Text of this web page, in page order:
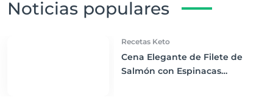
Noticias populares
Recetas Keto
Cena Elegante de Filete de
Salmón con Espinacas